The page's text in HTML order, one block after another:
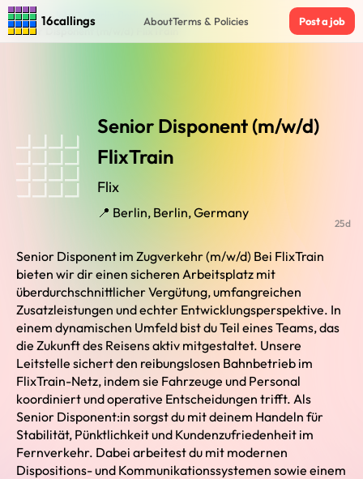
16callings AboutTerms & Policies Post a job
Home Jobs in Berlin Berlin Germany
Senior Disponent (m/w/d) FlixTrain
Senior Disponent (m/w/d)
FlixTrain
Flix
📍 Berlin, Berlin, Germany
25d
Senior Disponent im Zugverkehr (m/w/d) Bei FlixTrain
bieten wir dir einen sicheren Arbeitsplatz mit
überdurchschnittlicher Vergütung, umfangreichen
Zusatzleistungen und echter Entwicklungsperspektive. In
einem dynamischen Umfeld bist du Teil eines Teams, das
die Zukunft des Reisens aktiv mitgestaltet. Unsere
Leitstelle sichert den reibungslosen Bahnbetrieb im
FlixTrain-Netz, indem sie Fahrzeuge und Personal
koordiniert und operative Entscheidungen trifft. Als
Senior Disponent:in sorgst du mit deinem Handeln für
Stabilität, Pünktlichkeit und Kundenzufriedenheit im
Fernverkehr. Dabei arbeitest du mit modernen
Dispositions- und Kommunikationssystemen sowie einem